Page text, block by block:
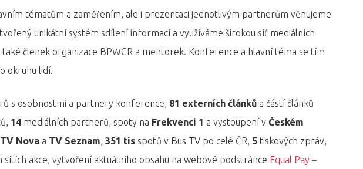
ESC to close
tématům a zaměřením, ale i prezentaci jednotlivým partnerům věnujeme
unikátní systém sdílení informací a využíváme širokou síť mediálních
členek organizace BPWCR a mentorek. Konference a hlavní téma se tím
okruhu lidí.
s osobnostmi a partnery konference, 81 externích článků a částí článků
14 mediálních partnerů, spoty na Frekvenci 1 a vystoupení v Českém
TV Nova a TV Seznam, 351 tis spotů v Bus TV po celé ČR, 5 tiskových zpráv,
sítích akce, vytvoření aktuálního obsahu na webové podstránce Equal Pay –